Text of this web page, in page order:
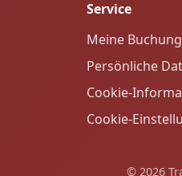
Service
Meine
Persönliche
Cookie-
Cookie-
© 2026